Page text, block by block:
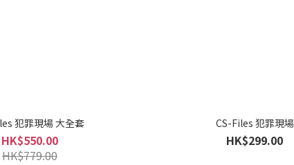
犯罪現場 大全套
HK$550.00
HK$779.00
CS-Files 犯罪現場
HK$299.00